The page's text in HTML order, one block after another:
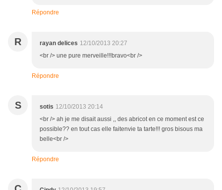
Répondre
R rayan delices 12/10/2013 20:27
<br /> une pure merveille!!!bravo<br />
Répondre
S sotis 12/10/2013 20:14
<br /> ah je me disait aussi ,, des abricot en ce moment est ce
possible?? en tout cas elle faitenvie ta tarte!!! gros bisous ma
belle<br />
Répondre